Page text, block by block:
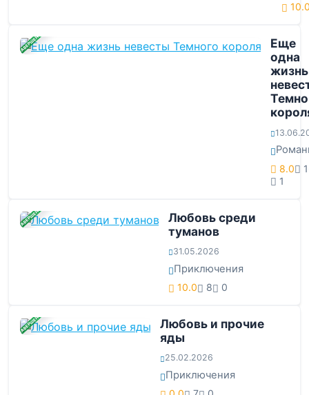
ЗАВЕРШЕНА
Еще
одна
жизнь
8.0
1
ЗАВЕРШЕНА
Любовь среди
туманов
31.05.2026
Приключения
10.0 8 0
ЗАВЕРШЕНА
Любовь и прочие
яды
25.02.2026
Приключения